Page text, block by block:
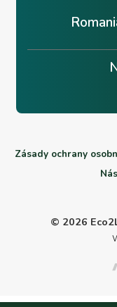
Zásady ochrany
© 2026